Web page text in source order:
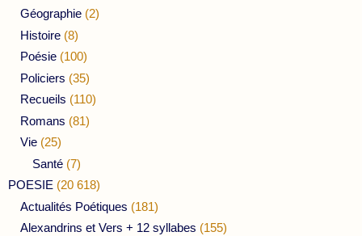
Géographie (2)
Histoire (8)
Poésie (100)
Policiers (35)
Recueils (110)
Romans (81)
Vie (25)
Santé (7)
POESIE (20 618)
Actualités Poétiques (181)
Alexandrins et Vers + 12 syllabes (155)